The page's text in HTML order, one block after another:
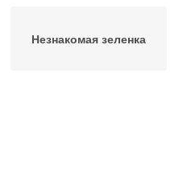
Незнакомая зеленка